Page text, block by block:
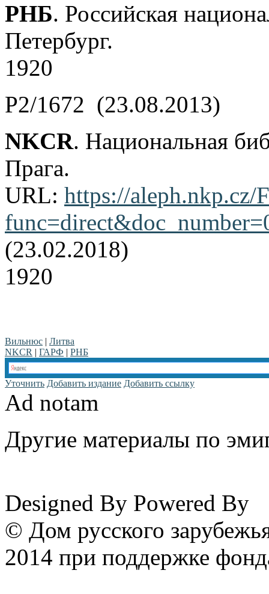
РНБ. Российская
Петербург.
1920
Р2/1672 (23.08.2013)
NKCR. Национальная
Прага.
URL: https://aleph.nkp.cz/
(23.02.2018)
1920
Вильнюс | Литва
NKCR | ГАРФ | РНБ
Уточнить Добавить издание Добавить ссылку
Ad notam
Другие материалы по
Designed By Powered By
© Дом русского
2014 при поддержке